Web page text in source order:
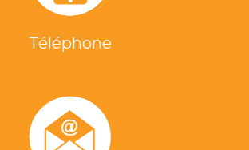
Téléphone